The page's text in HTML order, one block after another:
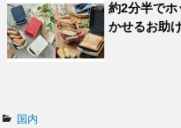
約2分半で
かせるお助
カ
国内